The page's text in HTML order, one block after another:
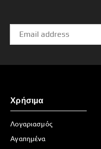
Χρήσιμα
Λογαριασμός
Αγαπημένα